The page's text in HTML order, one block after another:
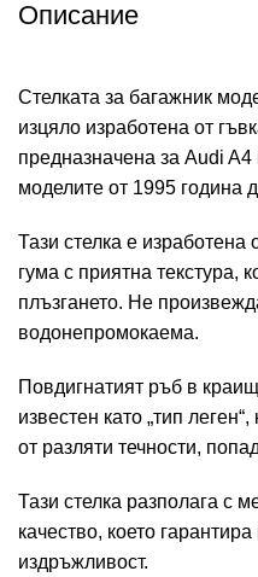
Описание
Стелката за багажник
изцяло изработена от
предназначена за Audi
моделите от 1995 година
Тази стелка е изработена
гума с приятна текстура,
плъзгането. Не
водонепромокаема.
Повдигнатият ръб в
известен като „тип
от разляти течности,
Тази стелка разполага с
качество, което
издръжливост.